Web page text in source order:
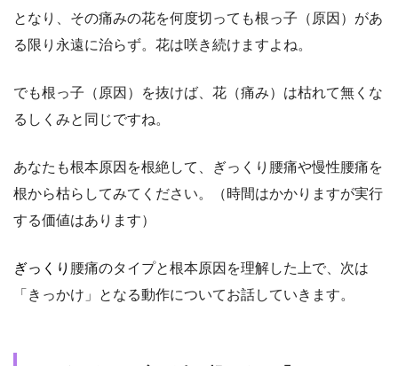
となり、その痛みの花を何度切っても根っ子（原因）があ
る限り永遠に治らず。花は咲き続けますよね。
でも根っ子（原因）を抜けば、花（痛み）は枯れて無くな
るしくみと同じですね。
あなたも根本原因を根絶して、ぎっくり腰痛や慢性腰痛を
根から枯らしてみてください。（時間はかかりますが実行
する価値はあります）
ぎっくり 腰痛のタイプと根本原因を理解した上で、次は
「きっかけ」となる動作についてお話していきます。